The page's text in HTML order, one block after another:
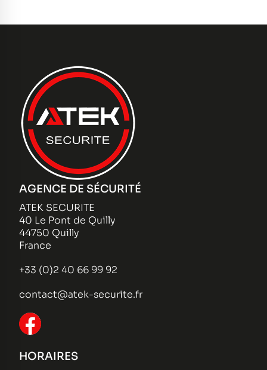
AGENCE DE SÉCURITÉ
ATEK SECURITE
40 Le Pont de Quilly
44750 Quilly
France
+33 (0)2 40 66 99 92
contact@atek-securite.fr
HORAIRES